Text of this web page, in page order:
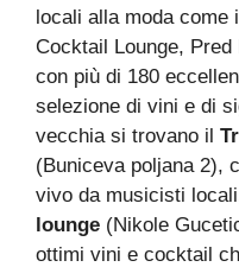
locali alla moda come
Cocktail Lounge,
con più di 180
selezione di vini e di
vecchia si trovano il
(Buniceva poljana 2),
vivo da musicisti
lounge (Nikole
ottimi vini e cocktail